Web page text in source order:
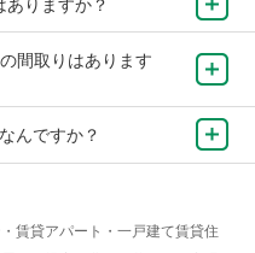
りますか？
間取りはあります
んですか？
賃貸アパート・一戸建て賃貸住